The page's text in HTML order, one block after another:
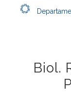
Biol.